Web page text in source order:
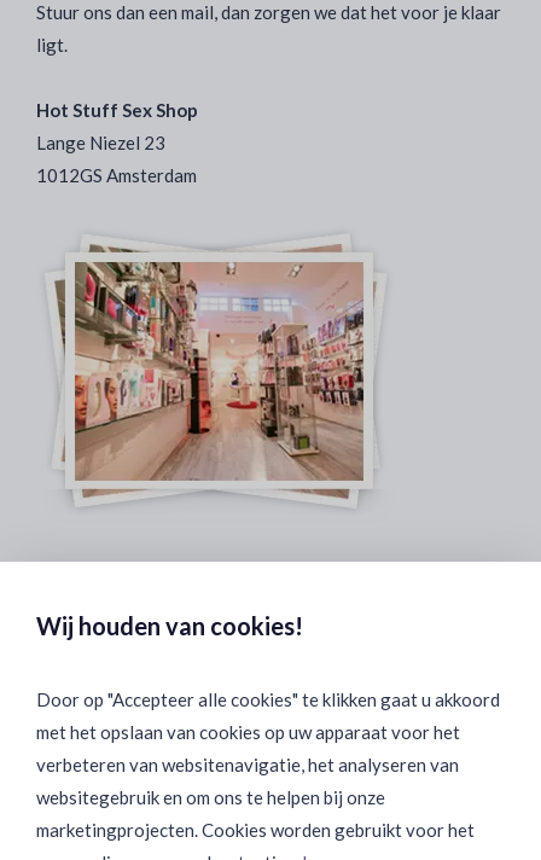
Stuur ons dan een mail, dan zorgen we dat het voor je klaar
ligt.
Hot Stuff Sex Shop
Lange Niezel 23
1012GS Amsterdam
Binnen 24 uur Discreet Bezorgd:
Wij houden van cookies!
Door op "Accepteer alle cookies" te klikken gaat u akkoord
met het opslaan van cookies op uw apparaat voor het
verbeteren van websitenavigatie, het analyseren van
websitegebruik en om ons te helpen bij onze
marketingprojecten. Cookies worden gebruikt voor het